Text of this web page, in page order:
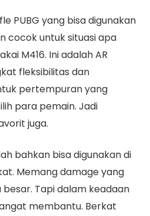
PUBG yang bisa digunakan
cocok untuk situasi apa
M416. Ini adalah AR
fleksibilitas dan
pertempuran yang
para pemain. Jadi
juga.
bahkan bisa digunakan di
Memang damage yang
Tapi dalam keadaan
membantu. Berkat